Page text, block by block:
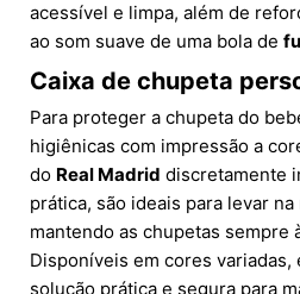
acessível e limpa, além de
ao som suave de uma bola de
Caixa de chupeta
Para proteger a chupeta do
higiênicas com impressão a
do Real Madrid discretamente
prática, são ideais para levar
mantendo as chupetas sempre
Disponíveis em cores variadas,
solução prática e segura para